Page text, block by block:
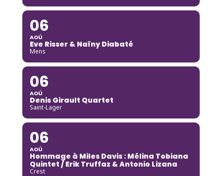
06
AOÛ
Eve Risser & Naïny Diabaté
Mens
06
AOÛ
Denis Girault Quartet
Saint-Lager
06
AOÛ
Hommage à Miles Davis : Mélina Tobiana
Quintet / Erik Truffaz & Antonio Lizana
Crest